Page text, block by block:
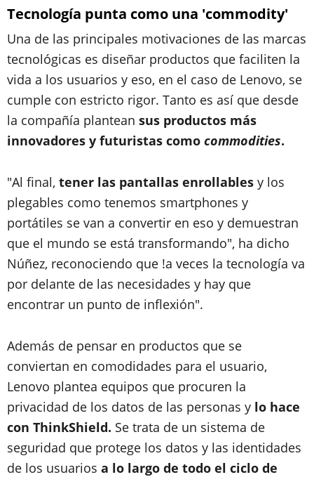
Tecnología punta como una 'commodity'
Una de las principales motivaciones de las marcas
tecnológicas es diseñar productos que faciliten la
vida a los usuarios y eso, en el caso de Lenovo, se
cumple con estricto rigor. Tanto es así que desde
la compañía plantean sus productos más
innovadores y futuristas como commodities.
"Al final, tener las pantallas enrollables y los
plegables como tenemos smartphones y
portátiles se van a convertir en eso y demuestran
que el mundo se está transformando", ha dicho
Núñez, reconociendo que !a veces la tecnología va
por delante de las necesidades y hay que
encontrar un punto de inflexión".
Además de pensar en productos que se
conviertan en comodidades para el usuario,
Lenovo plantea equipos que procuren la
privacidad de los datos de las personas y lo hace
con ThinkShield. Se trata de un sistema de
seguridad que protege los datos y las identidades
de los usuarios a lo largo de todo el ciclo de